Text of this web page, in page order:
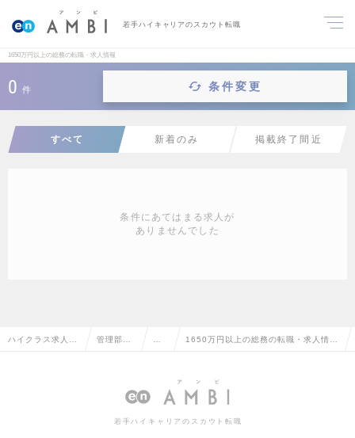
若手ハイキャリアのスカウト転職
1650万円以上の総務の転職・求人情報
0 件 条件変更
すべて 新着のみ 掲載終了間近
条件にあてはまる求人が
ありませんでした
ハイクラス求人T 管理部門 1650万円以上の総務の転職・求人情報
若手ハイキャリアのスカウト転職